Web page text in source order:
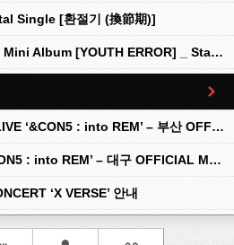
Single [환절기 (換節期)]
FLARE U (플레어 유) 1st Mini Album [YOUTH ERROR] _ Stationery Kit Ver.
[콘서트] 2026 N.Flying LIVE ‘&CON5 : into REM’ – 부산 OFFICIAL MD 현장 판매 안내
2026 N.Flying LIVE ‘&CON5 : into REM’ – 대구 OFFICIAL MD 현장 판매 안내
‘X VERSE’ 안내
더보기